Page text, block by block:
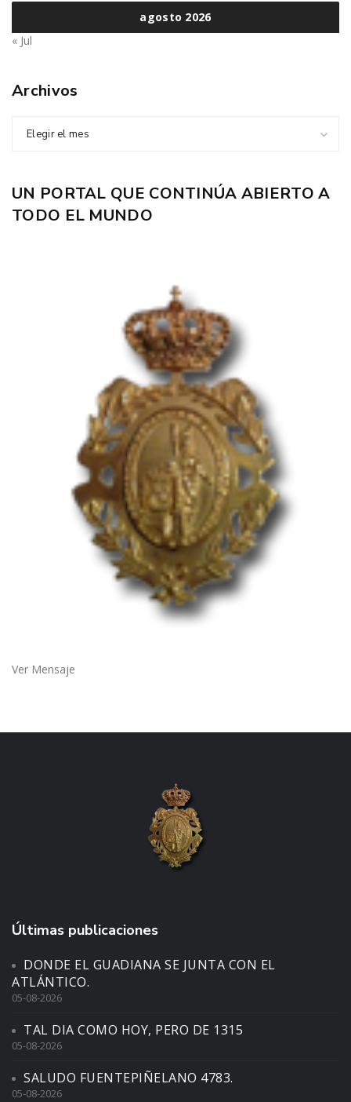
agosto 2026
« Jul
Archivos
Elegir el mes
UN PORTAL QUE CONTINÚA ABIERTO A
TODO EL MUNDO
Ver Mensaje
Últimas publicaciones
DONDE EL GUADIANA SE JUNTA CON EL
ATLÁNTICO.
05-08-2026
TAL DIA COMO HOY, PERO DE 1315
05-08-2026
SALUDO FUENTEPIÑELANO 4783.
05-08-2026